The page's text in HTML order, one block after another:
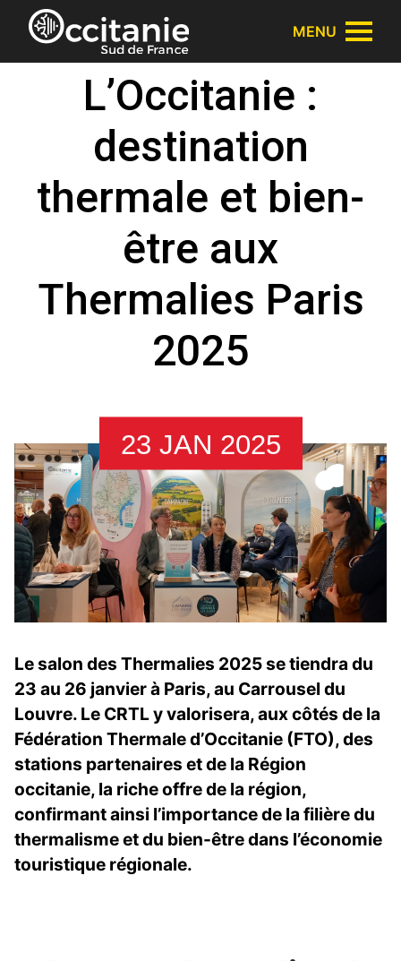
Panneau de gestion des cookies
MENU
L’Occitanie :
destination
thermale et bien-
être aux
Thermalies Paris
2025
23 JAN 2025
Le salon des Thermalies 2025 se tiendra du
23 au 26 janvier à Paris, au Carrousel du
Louvre. Le CRTL y valorisera, aux côtés de la
Fédération Thermale d’Occitanie (FTO), des
stations partenaires et de la Région
occitanie, la riche offre de la région,
confirmant ainsi l’importance de la filière du
thermalisme et du bien-être dans l’économie
touristique régionale.